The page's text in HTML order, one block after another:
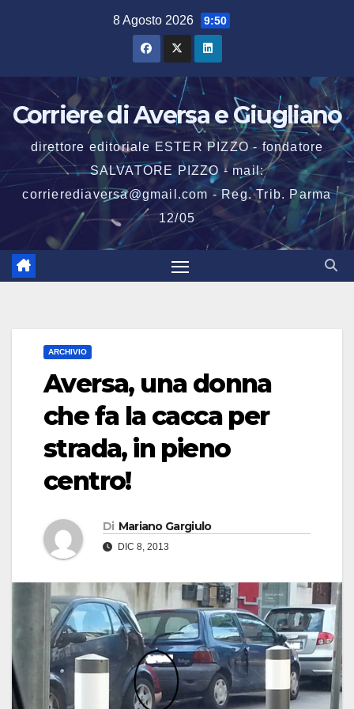
8 Agosto 2026 9:50
Corriere di Aversa e Giugliano
direttore editoriale ESTER PIZZO - fondatore
SALVATORE PIZZO - mail:
corrierediaversa@gmail.com - Reg. Trib. Parma
12/05
ARCHIVIO
Aversa, una donna
che fa la cacca per
strada, in pieno
centro!
Di Mariano Gargiulo
DIC 8, 2013